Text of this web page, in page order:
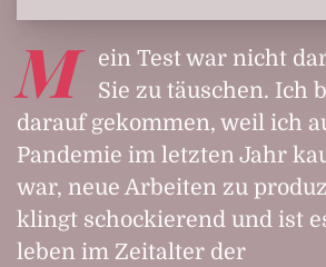
M
ein Test war nicht
Sie zu täuschen. Ich
darauf gekommen, weil ich
Pandemie im letzten Jahr
war, neue Arbeiten zu
klingt schockierend und ist
leben im Zeitalter der